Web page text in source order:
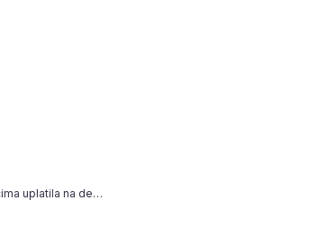
Umirovljenica (66) nepoznatim muškarcima uplatila na desetke tisuća kuna